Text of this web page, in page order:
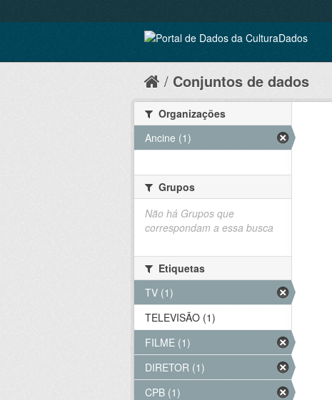
Conjuntos de dados
Organizações
Ancine (1)
Grupos
Não há Grupos que
correspondam a essa busca
Etiquetas
TV (1)
TELEVISÃO (1)
FILME (1)
DIRETOR (1)
CPB (1)